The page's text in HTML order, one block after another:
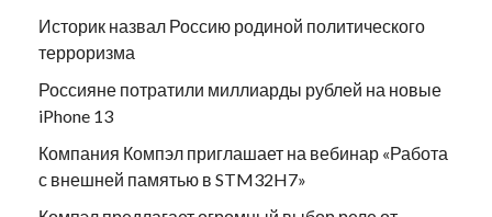
Историк назвал Россию родиной политического
терроризма
Россияне потратили миллиарды рублей на новые
iPhone 13
Компания Компэл приглашает на вебинар «Работа
с внешней памятью в STM32H7»